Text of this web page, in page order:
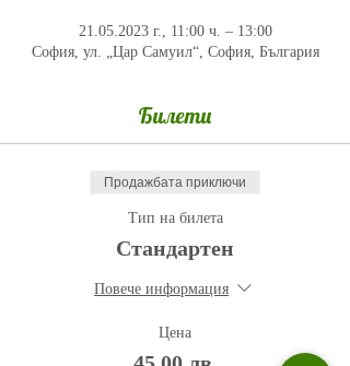
21.05.2023 г., 11:00 ч. – 13:00
София, ул. „Цар Самуил“, София, България
Билети
Продажбата приключи
Тип на билета
Стандартен
Повече информация
Цена